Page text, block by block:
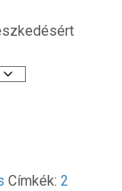
Címkék:2